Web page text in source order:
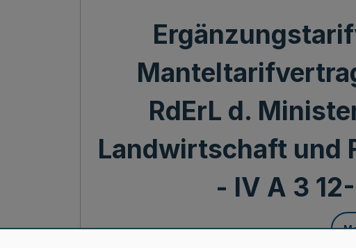
RdErL d.
Landwirtschaft und
- IV A 3